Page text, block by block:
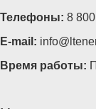
Телефоны: 8
E-mail:
Время работы: